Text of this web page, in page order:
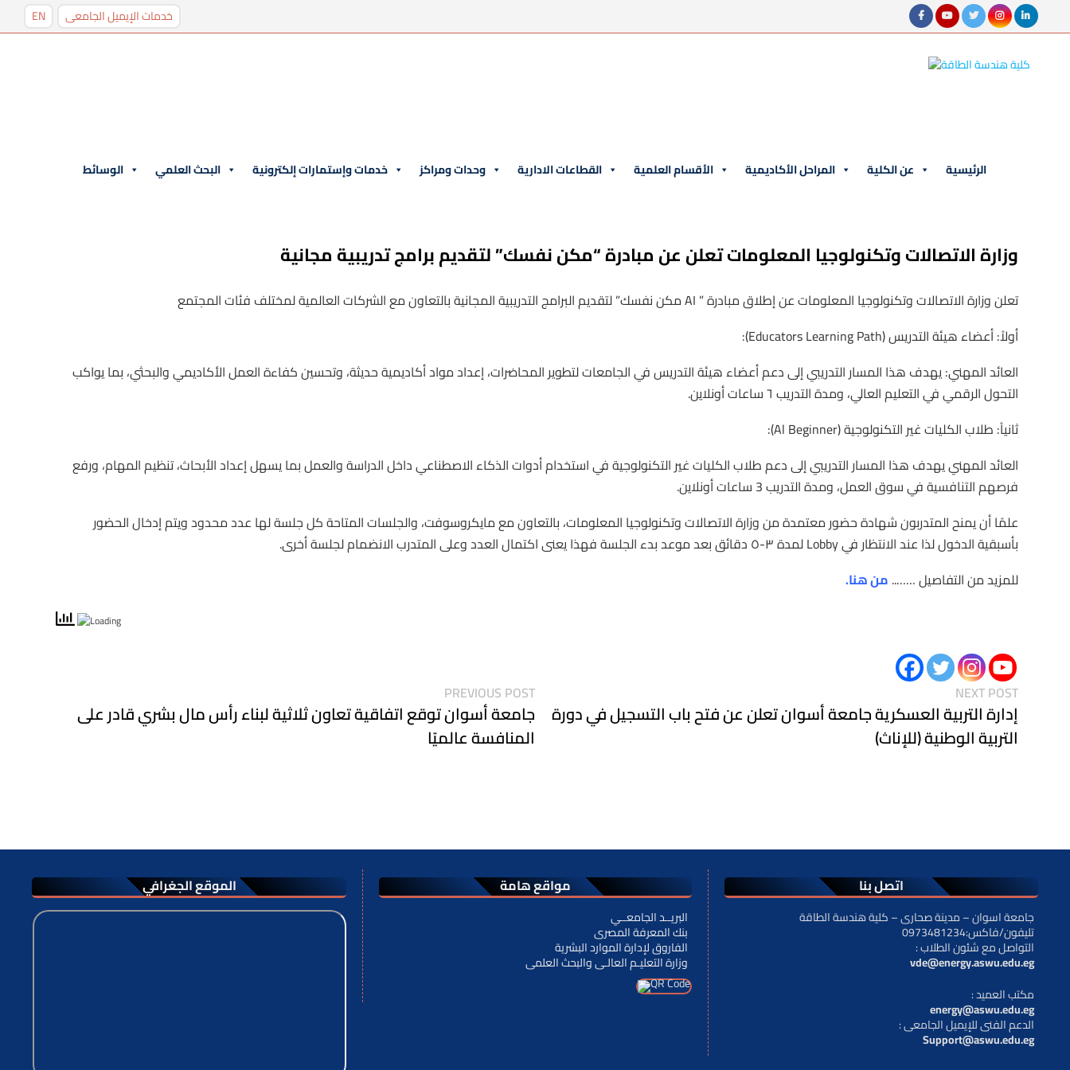
EN خدمات الإيميل الجامعى
الوسائط البحث العلمي خدمات وإستمارات إلكترونية وحدات ومراكز القطاعات الادارية الأقسام العلمية المراحل الأكاديمية عن الكلية الرئيسية
وزارة الاتصالات وتكنولوجيا المعلومات تعلن عن مبادرة “مكن نفسك” لتقديم برامج تدريبية مجانية
تعلن وزارة الاتصالات وتكنولوجيا المعلومات عن إطلاق مبادرة ” AI مكن نفسك” لتقديم البرامج التدريبية المجانية بالتعاون مع الشركات العالمية لمختلف فئات المجتمع
:(Educators Learning Path) أولاً: أعضاء هيئة التدريس
العائد المهني: يهدف هذا المسار التدريبي إلى دعم أعضاء هيئة التدريس في الجامعات لتطوير المحاضرات، إعداد مواد أكاديمية حديثة، وتحسين كفاءة العمل الأكاديمي والبحثي، بما يواكب
التحول الرقمي في التعليم العالي، ومدة التدريب ٦ ساعات أونلاين.
ثانياً: طلاب الكليات غير التكنولوجية (Al Beginner):
العائد المهني يهدف هذا المسار التدريبي إلى دعم طلاب الكليات غير التكنولوجية في استخدام أدوات الذكاء الاصطناعي داخل الدراسة والعمل بما يسهل إعداد الأبحاث، تنظيم المهام، ورفع
فرصهم التنافسية في سوق العمل، ومدة التدريب 3 ساعات أونلاين.
علمًا أن يمنح المتدربون شهادة حضور معتمدة من وزارة الاتصالات وتكنولوجيا المعلومات، بالتعاون مع مايكروسوفت، والجلسات المتاحة كل جلسة لها عدد محدود ويتم إدخال الحضور
بأسبقية الدخول لذا عند الانتظار في Lobby لمدة ٣-٥ دقائق بعد موعد بدء الجلسة فهذا يعنى اكتمال العدد وعلى المتدرب الانضمام لجلسة أخرى.
للمزيد من التفاصيل …….. من هنا.
PREVIOUS POST
جامعة أسوان توقع اتفاقية تعاون ثلاثية لبناء رأس مال بشري قادر على
المنافسة عالميًا
NEXT POST
إدارة التربية العسكرية جامعة أسوان تعلن عن فتح باب التسجيل في دورة
التربية الوطنية (للإناث)
الموقع الجغرافي مواقع هامة
البريــد الجامعــي
بنك المعرفة المصرى
الفاروق لإدارة الموارد البشرية
وزارة التعليـم العالـى والبحث العلمى
اتصل بنا
جامعة اسوان – مدينة صحارى – كلية هندسة الطاقة
تليفون/فاكس:0973481234
: التواصل مع شئون الطلاب
vde@energy.aswu.edu.eg
: مكتب العميد
energy@aswu.edu.eg
: الدعم الفنى للإيميل الجامعى
Support@aswu.edu.eg